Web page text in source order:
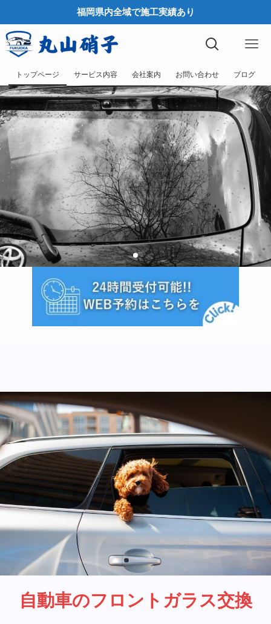
福岡県内全域で施工実績あり
トップページ サービス内容 会社案内 お問い合わせ ブログ
自動車ガラス修理・交換の専門店
自動車のフロントガラス交換